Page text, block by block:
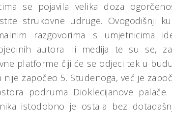
se pojavila velika doza
strukovne udruge. Ovogodišnji
razgovorima s umjetnicima
autora ili medija te su se,
platforme čiji će se odjeci tek u
započeo 5. Studenoga, već je
podruma Dioklecijanove
istodobno je ostala bez